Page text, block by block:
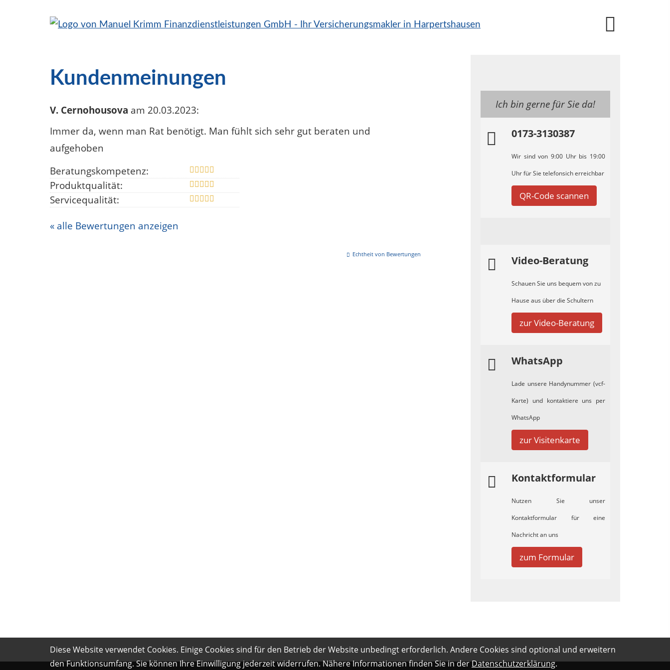
Ich bin gerne für Sie da!
0173-3130387
Wir sind von 9:00 Uhr bis 19:00
Uhr für Sie telefonsich erreichbar
QR-Code scannen
Video-Beratung
Schauen Sie uns bequem von zu
Hause aus über die Schultern
zur Video-Beratung
WhatsApp
Lade unsere Handynummer (vcf-
Karte) und kontaktiere uns per
WhatsApp
zur Visitenkarte
Kontaktformular
Nutzen Sie unser
Kontaktformular für eine
Nachricht an uns
zum Formular
Kundenmeinungen
V. Cernohousova am 20.03.2023:
Immer da, wenn man Rat benötigt. Man fühlt sich sehr gut beraten und
aufgehoben
Beratungskompetenz:
Produktqualität:
Servicequalität:
« alle Bewertungen anzeigen
Echtheit von Bewertungen
Diese Website verwendet Cookies. Einige Cookies sind für den Betrieb der Website unbedingt erforderlich. Andere Cookies sind optional und erweitern
den Funktionsumfang. Sie können Ihre Einwilligung jederzeit widerrufen. Nähere Informationen finden Sie in derDatenschutzerklärung.